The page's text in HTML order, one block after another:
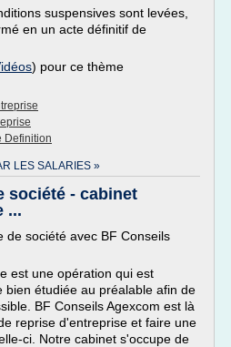
suspensives sont levées,
en un acte définitif de
) pour ce thème
Definition
LES SALARIES »
société - cabinet
...
de société avec BF Conseils
est une opération qui est
bien étudiée au préalable afin de
BF Conseils Agexcom est là
reprise d'entreprise et faire une
ci. Notre cabinet s'occupe de